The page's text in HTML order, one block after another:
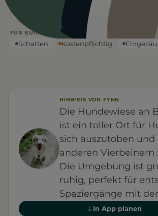
FÜR EUCH RELEVANT
Schatten
Kostenpflichtig
HINWEIS VON FYNN
Die Hundewiese an
ist ein toller Ort für
sich auszutoben
anderen Vierbeinern
Die Umgebung ist
ruhig, perfekt für
Spaziergänge mit
In App planen